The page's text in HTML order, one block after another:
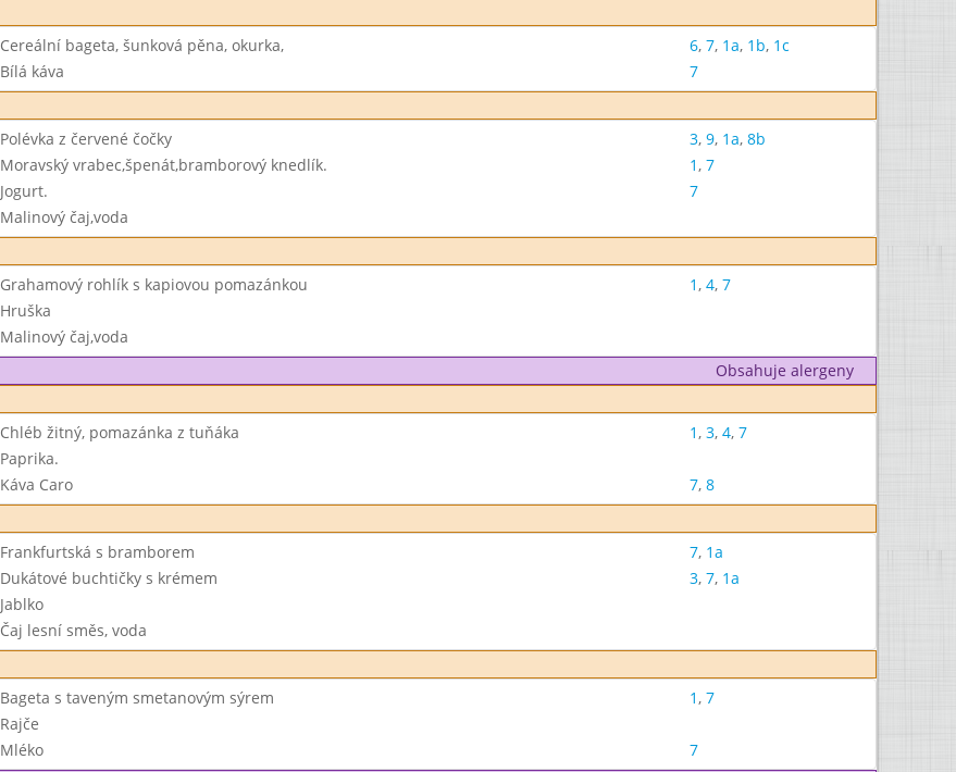
Cereální bageta, šunková pěna, okurka, 6, 7, 1a, 1b, 1c
Bílá káva
7
Polévka z červené čočky 3, 9, 1a, 8b
Moravský vrabec,špenát,bramborový knedlík. 1, 7
Jogurt.
7
Malinový čaj,voda
Grahamový rohlík s kapiovou pomazánkou 1, 4, 7
Hruška
Malinový čaj,voda
Obsahuje alergeny
Chléb žitný, pomazánka z tuňáka 1, 3, 4, 7
Paprika.
Káva Caro 7, 8
Frankfurtská s bramborem 7, 1a
Dukátové buchtičky s krémem 3, 7, 1a
Jablko
Čaj lesní směs, voda
Bageta s taveným smetanovým sýrem 1, 7
Rajče
Mléko
7